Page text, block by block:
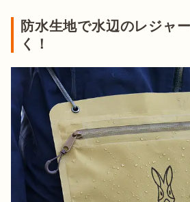
防水生地で水辺のレジャ
く！